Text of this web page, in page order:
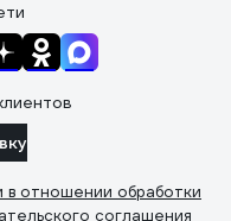
в отношении обработки
соглашения